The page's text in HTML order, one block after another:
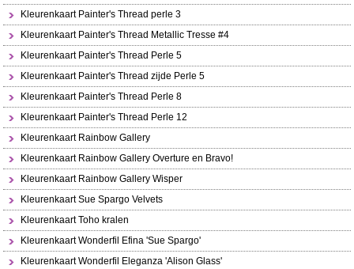
Kleurenkaart Painter's Thread perle 3
Kleurenkaart Painter's Thread Metallic Tresse #4
Kleurenkaart Painter's Thread Perle 5
Kleurenkaart Painter's Thread zijde Perle 5
Kleurenkaart Painter's Thread Perle 8
Kleurenkaart Painter's Thread Perle 12
Kleurenkaart Rainbow Gallery
Kleurenkaart Rainbow Gallery Overture en Bravo!
Kleurenkaart Rainbow Gallery Wisper
Kleurenkaart Sue Spargo Velvets
Kleurenkaart Toho kralen
Kleurenkaart Wonderfil Efina 'Sue Spargo'
Kleurenkaart Wonderfil Eleganza 'Alison Glass'